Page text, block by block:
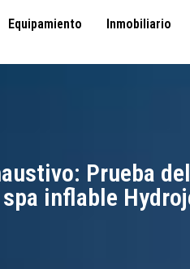
Equipamiento Inmobiliario
Prueba
spa inflable